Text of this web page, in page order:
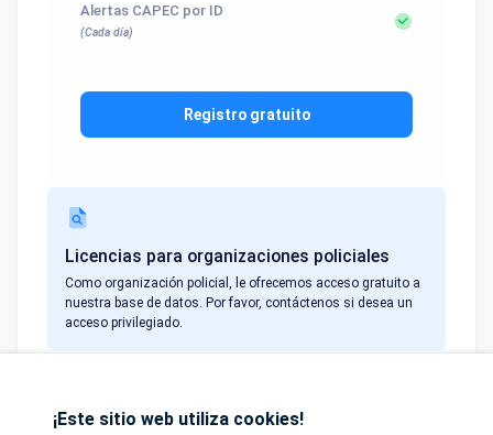
Alertas CAPEC por ID
(Cada día)
Registro gratuito
Licencias para organizaciones policiales
Como organización policial, le ofrecemos acceso gratuito a
nuestra base de datos. Por favor, contáctenos si desea un
acceso privilegiado.
¡Este sitio web utiliza cookies!